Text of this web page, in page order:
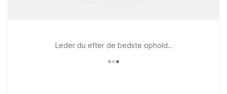
Leder du efter de bedste ophold..